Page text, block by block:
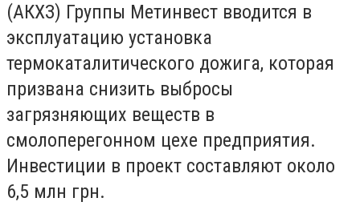
(АКХЗ) Группы Метинвест вводится в
эксплуатацию установка
термокаталитического дожига, которая
призвана снизить выбросы
загрязняющих веществ в
смолоперегонном цехе предприятия.
Инвестиции в проект составляют около
6,5 млн грн.